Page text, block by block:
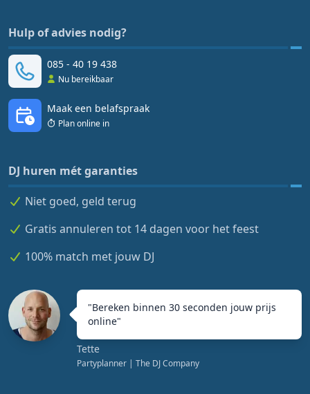
Hulp of advies nodig?
085 - 40 19 438
Nu bereikbaar
Maak een belafspraak
Plan online in
DJ huren mét garanties
Niet goed, geld terug
Gratis annuleren tot 14 dagen voor het feest
100% match met jouw DJ
"Bereken binnen 30 seconden jouw prijs
online"
Tette
Partyplanner | The DJ Company